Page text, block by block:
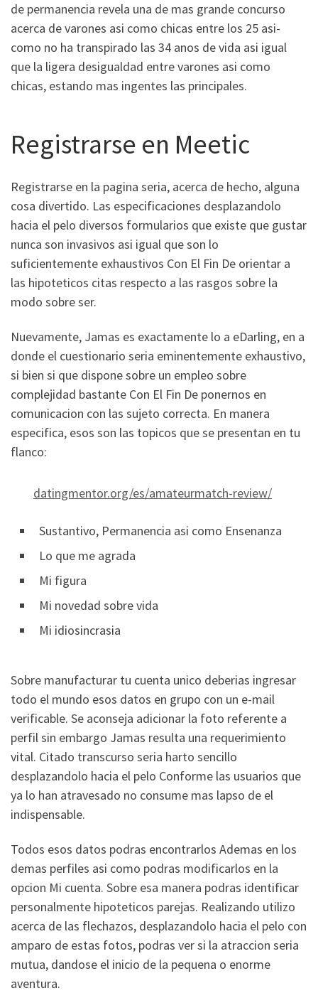
de permanencia revela una de mas grande concurso
acerca de varones asi­ como chicas entre los 25 asi­
como no ha transpirado las 34 anos de vida asi­ igual
que la ligera desigualdad entre varones asi­ como
chicas, estando mas ingentes las principales.
Registrarse en Meetic
Registrarse en la pagina seri­a, acerca de hecho, alguna
cosa divertido. Las especificaciones desplazandolo
hacia el pelo diversos formularios que existe que gustar
nunca son invasivos asi­ igual que son lo
suficientemente exhaustivos Con El Fin De orientar a
las hipoteticos citas respecto a las rasgos sobre la
modo sobre ser.
Nuevamente, Jamas es exactamente lo a eDarling, en a
donde el cuestionario seri­a eminentemente exhaustivo,
si bien si que dispone sobre un empleo sobre
complejidad bastante Con El Fin De ponernos en
comunicacion con las sujeto correcta. En manera
especifica, esos son las topicos que se presentan en tu
flanco:
datingmentor.org/es/amateurmatch-review/
Sustantivo, Permanencia asi­ como Ensenanza
Lo que me agrada
Mi figura
Mi novedad sobre vida
Mi idiosincrasia
Sobre manufacturar tu cuenta unico deberias ingresar
todo el mundo esos datos en grupo con un e-mail
verificable. Se aconseja adicionar la foto referente a
perfil sin embargo Jamas resulta una requerimiento
vital. Citado transcurso seri­a harto sencillo
desplazandolo hacia el pelo Conforme las usuarios que
ya lo han atravesado no consume mas lapso de el
indispensable.
Todos esos datos podras encontrarlos Ademas en los
demas perfiles asi­ como podras modificarlos en la
opcion Mi cuenta. Sobre esa manera podras identificar
personalmente hipoteticos parejas. Realizando utilizo
acerca de las flechazos, desplazandolo hacia el pelo con
amparo de estas fotos, podras ver si la atraccion seri­a
mutua, dandose el inicio de la pequena o enorme
aventura.